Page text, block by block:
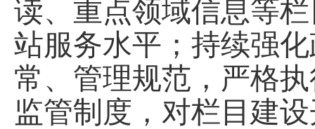
读、重点领域信息等
站服务水平；持续强
常、管理规范，严格
监管制度，对栏目建